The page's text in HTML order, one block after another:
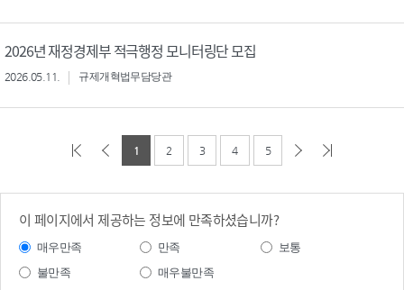
2026년 재정경제부 적극행정 모니터링단 모집
2026.05.11. 규제개혁법무담당관
1 2 3 4 5
이 페이지에서 제공하는 정보에 만족하셨습니까?
매우만족 만족
보통
불만족
매우불만족